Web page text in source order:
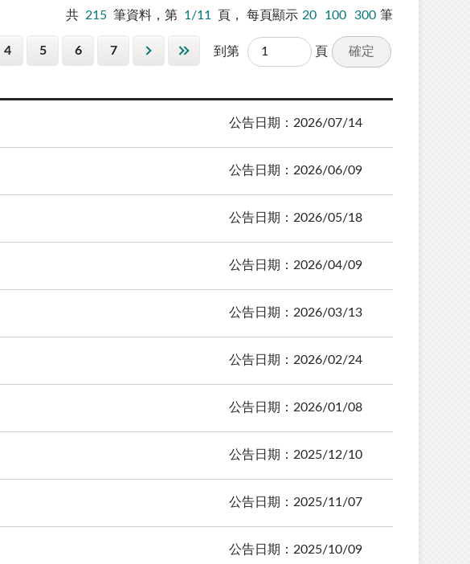
共 215 筆資料，第 1/11 頁， 每頁顯示 20 100 300 筆
4 5 6 7 到第 頁 確定
公告日期：2026/07/14
公告日期：2026/06/09
公告日期：2026/05/18
公告日期：2026/04/09
公告日期：2026/03/13
公告日期：2026/02/24
公告日期：2026/01/08
公告日期：2025/12/10
公告日期：2025/11/07
公告日期：2025/10/09